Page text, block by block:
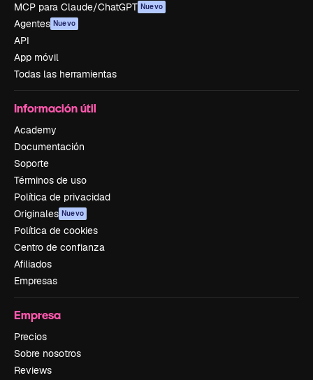
MCP para Claude/ChatGPT Nuevo
Agentes Nuevo
API
App móvil
Todas las herramientas
Información útil
Academy
Documentación
Soporte
Términos de uso
Política de privacidad
Originales Nuevo
Política de cookies
Centro de confianza
Afiliados
Empresas
Empresa
Precios
Sobre nosotros
Reviews